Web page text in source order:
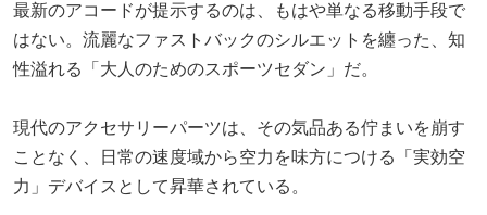
最新のアコードが提示するのは、もはや単なる移動手段で
はない。流麗なファストバックのシルエットを纏った、知
性溢れる「大人のためのスポーツセダン」だ。
現代のアクセサリーパーツは、その気品ある佇まいを崩す
ことなく、日常の速度域から空力を味方につける「実効空
力」デバイスとして昇華されている。